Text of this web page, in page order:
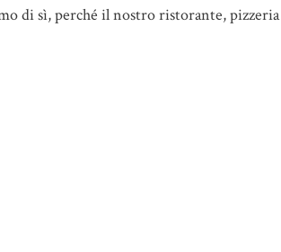
di sì, perché il nostro ristorante, pizzeria